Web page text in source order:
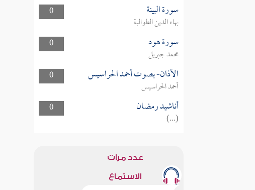
0
سورة البينة
بهاء الدين الطوالبة
0
سورة هود
محمد جبريل
0
الأذان- بصوت أحمد الحراسيس
أحمد الحراسيس
0
أناشيد رمضان
(...)
عدد مرات
الاستماع